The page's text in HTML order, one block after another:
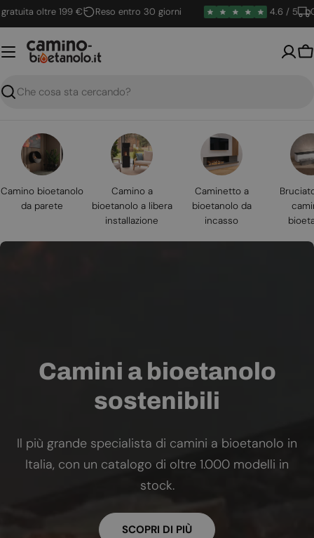
Vai
al
contenuto
oltre 199 € Reso entro 30 giorni 4.6 / 5
Ricerca
Camino bioetanolo
da parete
Camino a
bioetanolo a libera
installazione
Caminetto a
bioetanolo da
incasso
Camini a bioetanolo
sostenibili
Il più grande specialista di camini a bioetanolo in
Italia, con un catalogo di oltre 1.000 modelli in
stock.
SCOPRI DI PIÙ